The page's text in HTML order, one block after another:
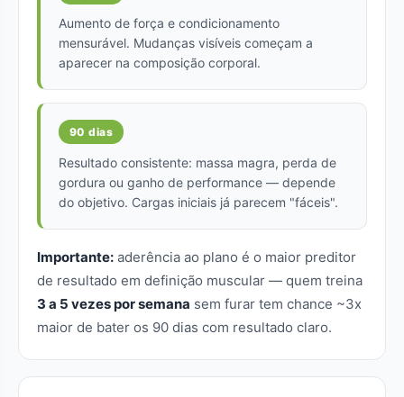
Aumento de força e condicionamento
mensurável. Mudanças visíveis começam a
aparecer na composição corporal.
90 dias
Resultado consistente: massa magra, perda de
gordura ou ganho de performance — depende
do objetivo. Cargas iniciais já parecem "fáceis".
Importante: aderência ao plano é o maior preditor
de resultado em definição muscular — quem treina
3 a 5 vezes por semana sem furar tem chance ~3x
maior de bater os 90 dias com resultado claro.